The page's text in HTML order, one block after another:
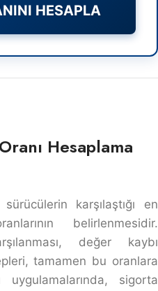
HESAPLA
Hesaplama
karşılaştığı en
belirlenmesidir.
değer kaybı
tamamen bu oranlara
sigorta